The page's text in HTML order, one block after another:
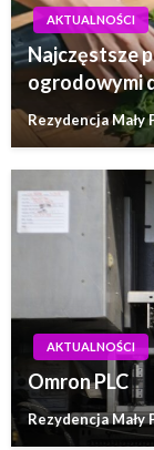
AKTUALNOŚCI
Najczęstsze
ogrodowymi
Rezydencja Mały
AKTUALNOŚCI
Omron PLC
Rezydencja Mały